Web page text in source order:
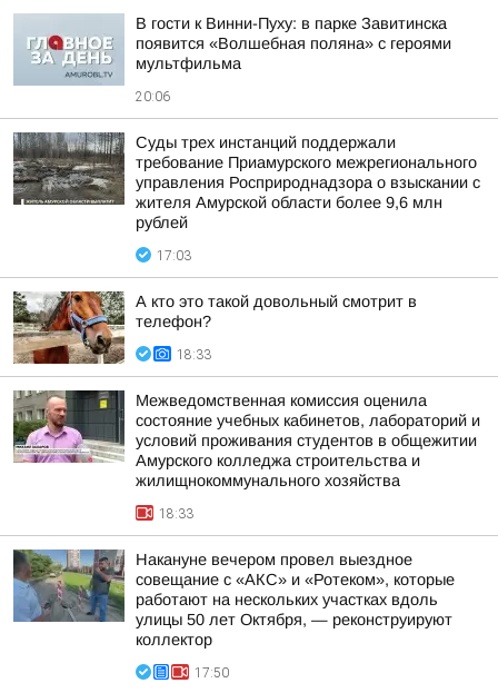
В гости к Винни-Пуху: в парке Завитинска
появится «Волшебная поляна» с героями
мультфильма
20:06
Суды трех инстанций поддержали
требование Приамурского межрегионального
управления Росприроднадзора о взыскании с
жителя Амурской области более 9,6 млн
рублей
17:03
А кто это такой довольный смотрит в
телефон?
18:33
Межведомственная комиссия оценила
состояние учебных кабинетов, лабораторий и
условий проживания студентов в общежитии
Амурского колледжа строительства и
жилищнокоммунального хозяйства
18:33
Накануне вечером провел выездное
совещание с «АКС» и «Ротеком», которые
работают на нескольких участках вдоль
улицы 50 лет Октября, — реконструируют
коллектор
17:50